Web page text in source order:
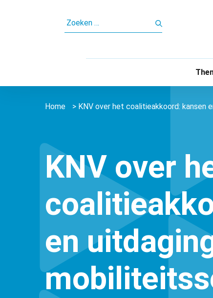
NAAR:
Home > KNV over het coalitieakkoord: kansen
KNV over
en